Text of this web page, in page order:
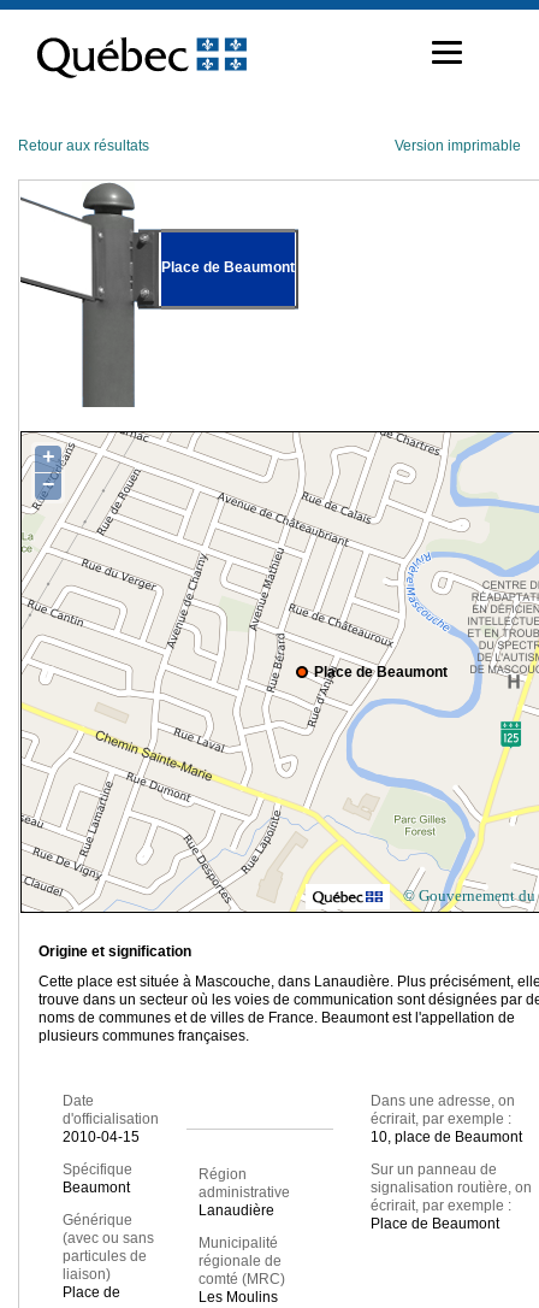
contenu
Retour aux résultats Version imprimable
Place de Beaumont
Place de Beaumont
+
−
© Gouvernement du
Origine et signification
Cette place est située à Mascouche, dans Lanaudière. Plus précisément,
trouve dans un secteur où les voies de communication sont désignées par
noms de communes et de villes de France. Beaumont est l'appellation de
plusieurs communes françaises.
Date
d'officialisation
2010-04-15
Spécifique
Beaumont
Générique
(avec ou sans
particules de
liaison)
Place de
Région
administrative
Lanaudière
Municipalité
régionale de
comté (MRC)
Les Moulins
Dans une adresse, on
écrirait, par exemple :
10, place de Beaumont
Sur un panneau de
signalisation routière, on
écrirait, par exemple :
Place de Beaumont